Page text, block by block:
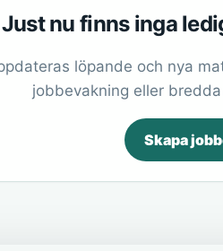
Just nu finns inga
löpande och nya
jobbevakning eller
Skapa